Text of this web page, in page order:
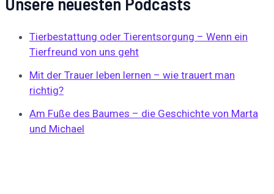
Tierbestattung oder Tierentsorgung – Wenn ein
Tierfreund von uns geht
Mit der Trauer leben lernen – wie trauert man
richtig?
Am Fuße des Baumes – die Geschichte von Marta
und Michael